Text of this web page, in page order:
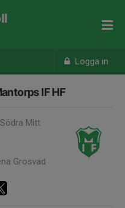
Logga in
IF HF
Mitt
Grosvad